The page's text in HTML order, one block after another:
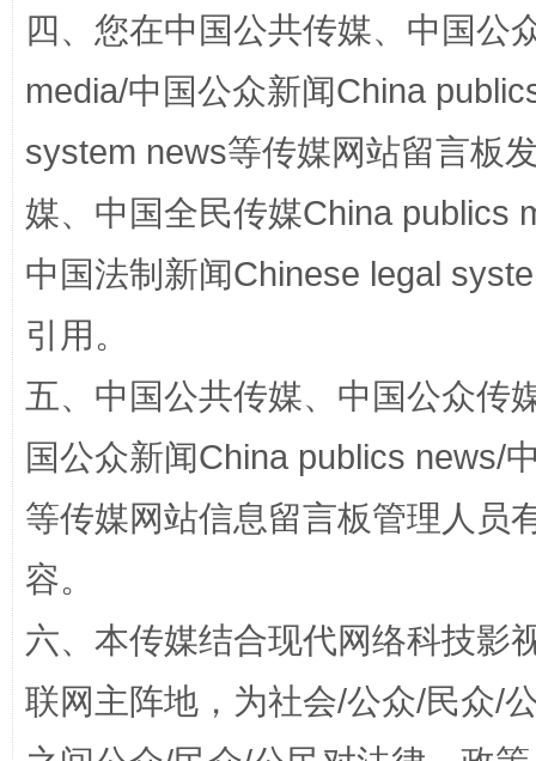
网上购药对药下症？
四、您在中国公共传媒、中国公
media/中国公众新闻China
system news等传媒网站留言板
媒、中国全民传媒China publics
中国法制新闻Chinese legal
引用。
五、中国公共传媒、中国公众传
国公众新闻China publics news/
等传媒网站信息留言板管理人员
容。
六、本传媒结合现代网络科技影
联网主阵地，为社会/公众/民众/